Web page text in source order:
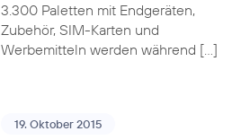
3.300 Paletten mit Endgeräten,
Zubehör, SIM-Karten und
Werbemitteln werden während […]
19. Oktober 2015